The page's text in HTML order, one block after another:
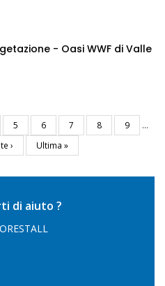
- Oasi WWF di Valle
Pagina
5 Pagina
6 Pagina
7 Pagina
8 Pagina
9
…
›
Ultima
pagina
Ultima »
di aiuto ?